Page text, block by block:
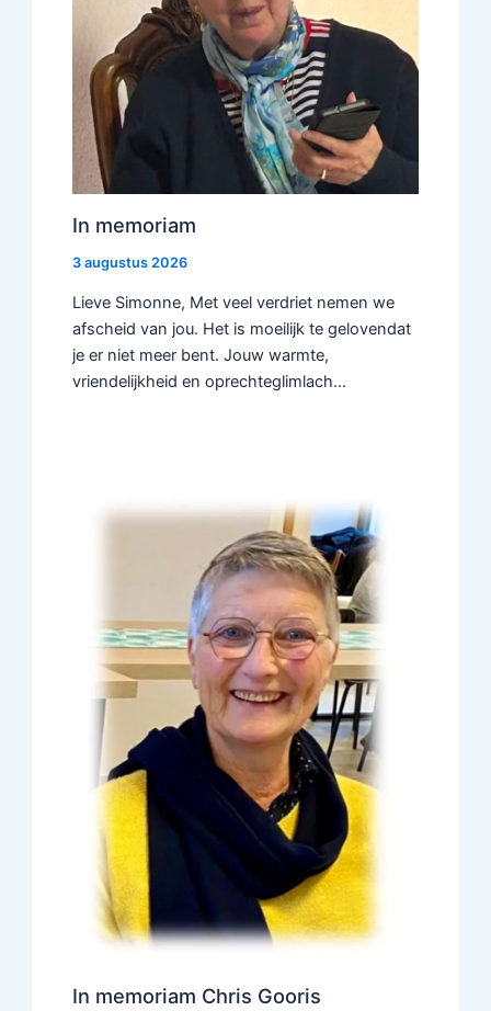
In memoriam
3 augustus 2026
Lieve Simonne, Met veel verdriet nemen we
afscheid van jou. Het is moeilijk te gelovendat
je er niet meer bent. Jouw warmte,
vriendelijkheid en oprechteglimlach…
In memoriam Chris Gooris